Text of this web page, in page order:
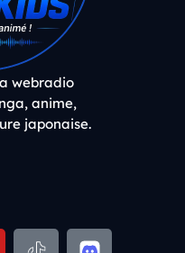
webradio
anime,
japonaise.